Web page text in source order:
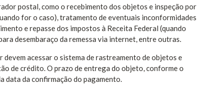
postal, como o recebimento dos objetos e inspeção por
for o caso), tratamento de eventuais inconformidades
e repasse dos impostos à Receita Federal (quando
desembaraço da remessa via internet, entre outras.
acessar o sistema de rastreamento de objetos e
de crédito. O prazo de entrega do objeto, conforme o
data da confirmação do pagamento.